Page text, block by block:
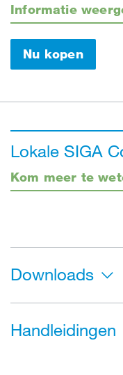
Informatie
Nu kopen
Lokale SIGA
Kom meer te
Downloads
Handleidingen